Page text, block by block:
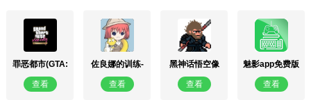
罪恶都市(GTA:
Vice City)重制
版
查看
佐良娜的训练-
最后的战争
查看
黑神话悟空像
素版0.9
查看
魅影app免费版
(KuGamer)
查看